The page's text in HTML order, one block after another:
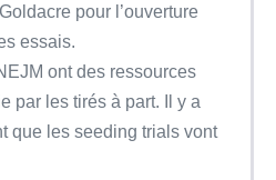
pour l’ouverture
essais.
ont des ressources
par les tirés à part. Il y a
que les seeding trials vont